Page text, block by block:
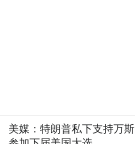
美媒：特朗普私下支持万斯